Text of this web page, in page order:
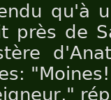
qu'à
près de